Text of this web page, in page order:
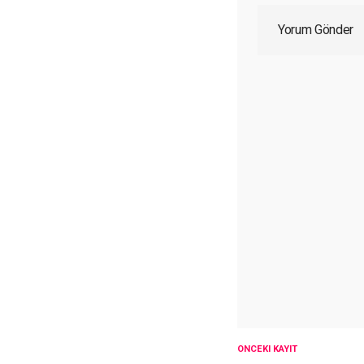
Yorum Gönder
ÖNCEKI KAYIT